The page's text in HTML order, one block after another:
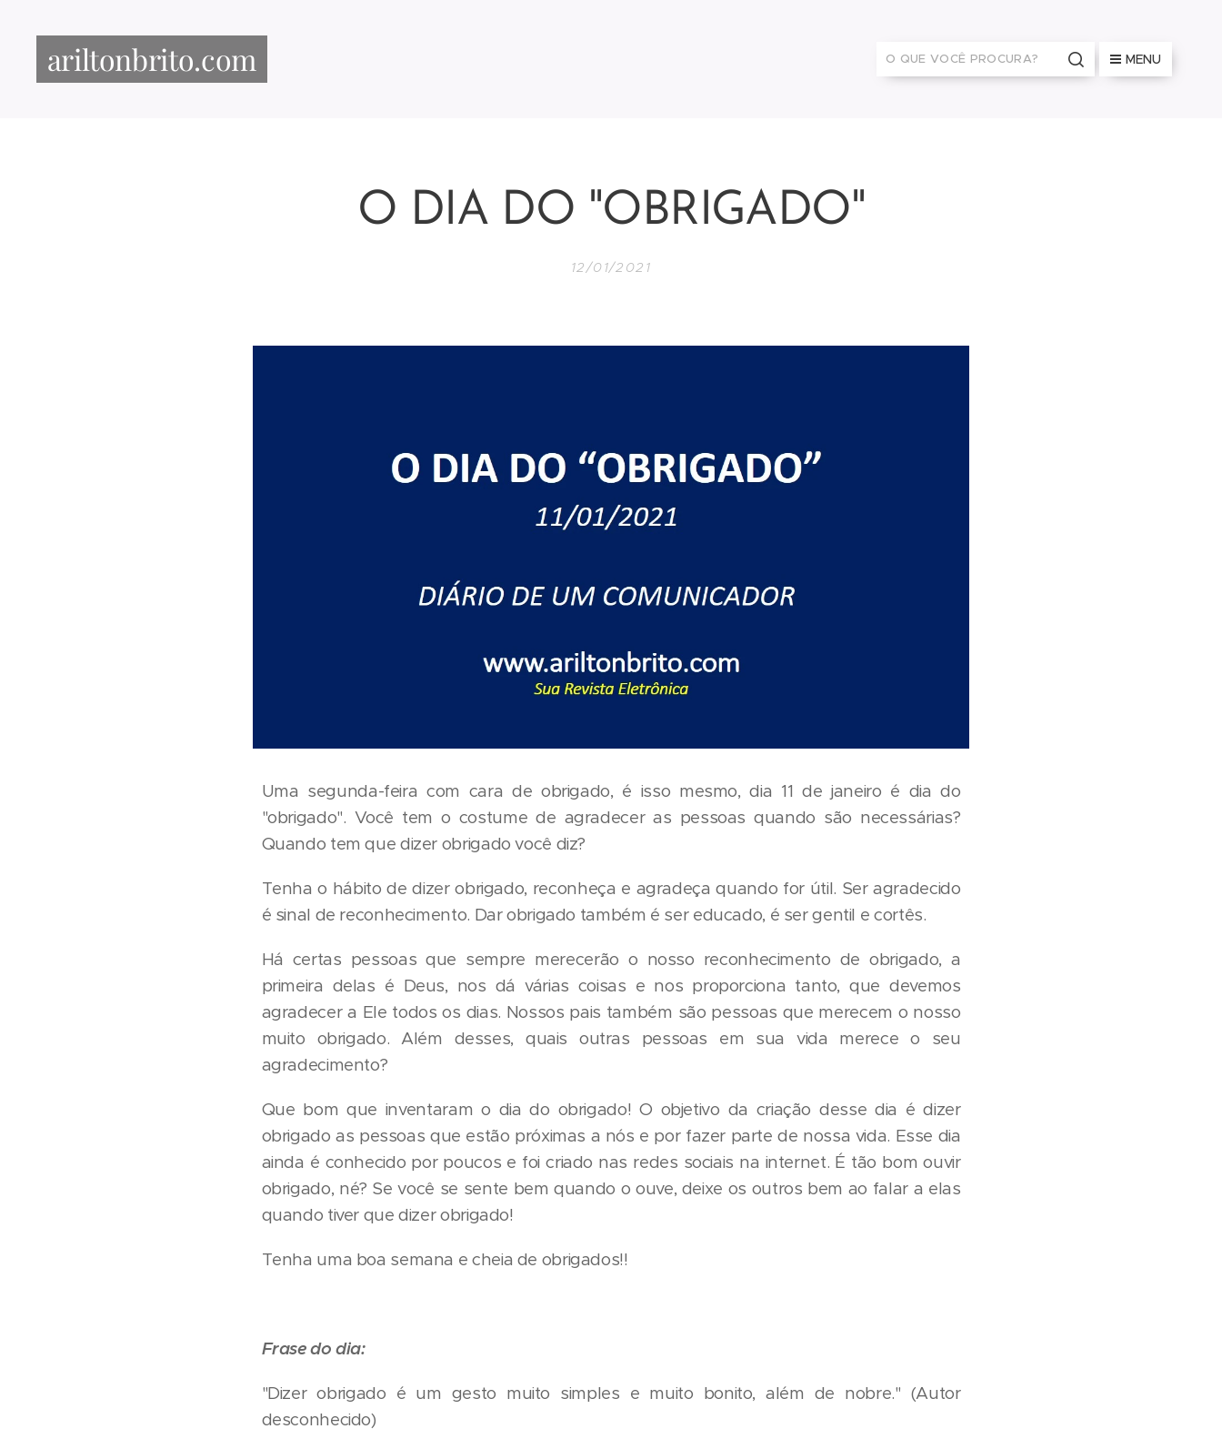
ariltonbrito.com MENU
O DIA DO "OBRIGADO"
12/01/2021
Uma segunda-feira com cara de obrigado, é isso mesmo, dia 11 de janeiro é dia do
"obrigado". Você tem o costume de agradecer as pessoas quando são necessárias?
Quando tem que dizer obrigado você diz?
Tenha o hábito de dizer obrigado, reconheça e agradeça quando for útil. Ser agradecido
é sinal de reconhecimento. Dar obrigado também é ser educado, é ser gentil e cortês.
Há certas pessoas que sempre merecerão o nosso reconhecimento de obrigado, a
primeira delas é Deus, nos dá várias coisas e nos proporciona tanto, que devemos
agradecer a Ele todos os dias. Nossos pais também são pessoas que merecem o nosso
muito obrigado. Além desses, quais outras pessoas em sua vida merece o seu
agradecimento?
Que bom que inventaram o dia do obrigado! O objetivo da criação desse dia é dizer
obrigado as pessoas que estão próximas a nós e por fazer parte de nossa vida. Esse dia
ainda é conhecido por poucos e foi criado nas redes sociais na internet. É tão bom ouvir
obrigado, né? Se você se sente bem quando o ouve, deixe os outros bem ao falar a elas
quando tiver que dizer obrigado!
Tenha uma boa semana e cheia de obrigados!!
Frase do dia:
"Dizer obrigado é um gesto muito simples e muito bonito, além de nobre." (Autor
desconhecido)